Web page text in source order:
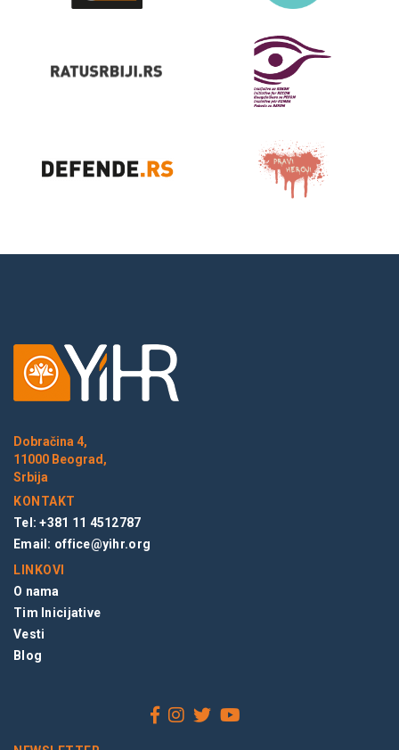
Dobračina 4,
11000 Beograd,
Srbija
KONTAKT
Tel: +381 11 4512787
Email: office@yihr.org
LINKOVI
O nama
Tim Inicijative
Vesti
Blog